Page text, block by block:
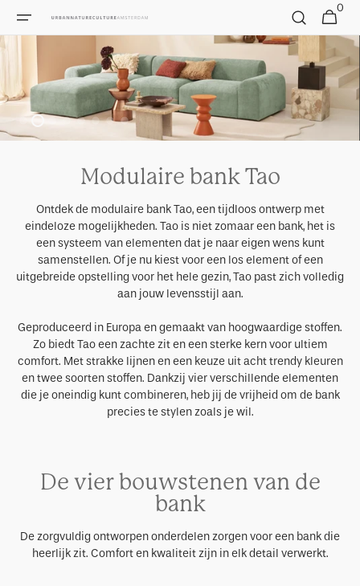
Skip to
Cart
0
0
items
Modulaire bank Tao
Ontdek de modulaire bank Tao, een tijdloos ontwerp met
eindeloze mogelijkheden. Tao is niet zomaar een bank, het is
een systeem van elementen dat je naar eigen wens kunt
samenstellen. Of je nu kiest voor een los element of een
uitgebreide opstelling voor het hele gezin, Tao past zich volledig
aan jouw levensstijl aan.
Geproduceerd in Europa en gemaakt van hoogwaardige stoffen.
Zo biedt Tao een zachte zit en een sterke kern voor ultiem
comfort. Met strakke lijnen en een keuze uit acht trendy kleuren
en twee soorten stoffen. Dankzij vier verschillende elementen
die je oneindig kunt combineren, heb jij de vrijheid om de bank
precies te stylen zoals je wil.
De vier bouwstenen van de
bank
De zorgvuldig ontworpen onderdelen zorgen voor een bank die
heerlijk zit. Comfort en kwaliteit zijn in elk detail verwerkt.